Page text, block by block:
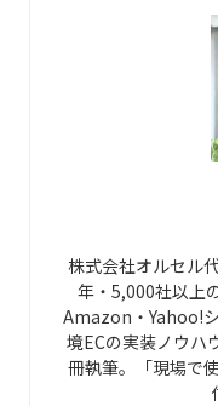
株式会社オルセル
年・5,000社以上
Amazon・Yahoo!
境ECの実装ノウハ
冊執筆。「現場で